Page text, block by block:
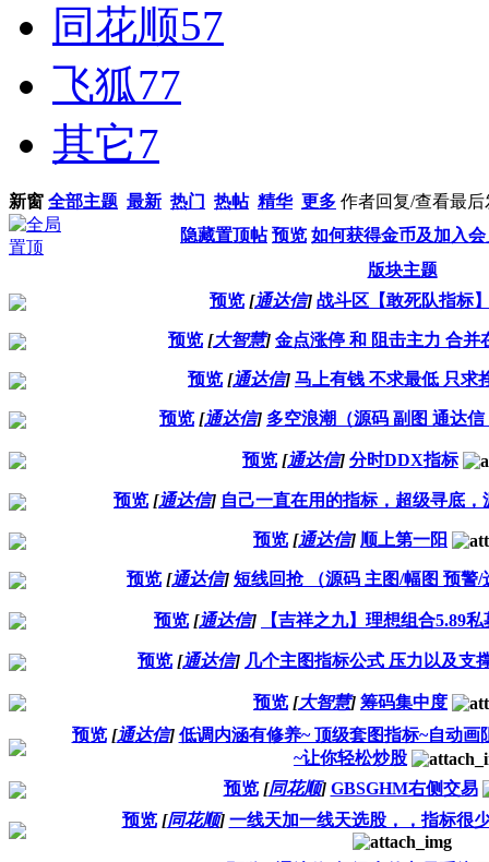
同花顺57
飞狐77
其它7
新窗 全部主题 最新 热门 热帖 精华 更多 作者回复/查看最后
隐藏置顶帖 预览 如何获得金币及加入
版块主题
预览 [通达信] 战斗区【敢死队指标
预览 [大智慧] 金点涨停 和 阻击主力 合并
预览 [通达信] 马上有钱 不求最低 只求
预览 [通达信] 多空浪潮（源码 副图 通达信
预览 [通达信] 分时DDX指标
预览 [通达信] 自己一直在用的指标，超级寻底，
预览 [通达信] 顺上第一阳
预览 [通达信] 短线回抢 （源码 主图/幅图 预警/
预览 [通达信] 【吉祥之九】理想组合5.89
预览 [通达信] 几个主图指标公式 压力以及支
预览 [大智慧] 筹码集中度
预览 [通达信] 低调内涵有修养~ 顶级套图指标~自动
~让你轻松炒股
预览 [同花顺] GBSGHM右侧交易
预览 [同花顺] 一线天加一线天选股，，指标很